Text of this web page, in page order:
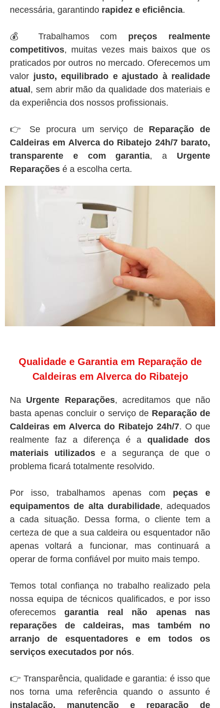
necessária, garantindo rapidez e eficiência.
💰 Trabalhamos com preços realmente
competitivos, muitas vezes mais baixos que os
praticados por outros no mercado. Oferecemos um
valor justo, equilibrado e ajustado à realidade
atual , sem abrir mão da qualidade dos materiais e
da experiência dos nossos profissionais.
👉 Se procura um serviço de Reparação de
Caldeiras em Alverca do Ribatejo 24h/7 barato,
transparente e com garantia, a Urgente
Reparações é a escolha certa.
Qualidade e Garantia em Reparação de
Caldeiras em Alverca do Ribatejo
Na Urgente Reparações, acreditamos que não
basta apenas concluir o serviço de Reparação de
Caldeiras em Alverca do Ribatejo 24h/7. O que
realmente faz a diferença é a qualidade dos
materiais utilizadose a segurança de que o
problema ficará totalmente resolvido.
Por isso, trabalhamos apenas com peças e
equipamentos de alta durabilidade, adequados
a cada situação. Dessa forma, o cliente tem a
certeza de que a sua caldeira ou esquentador não
apenas voltará a funcionar, mas continuará a
operar de forma confiável por muito mais tempo.
Temos total confiança no trabalho realizado pela
nossa equipa de técnicos qualificados, e por isso
oferecemosgarantia real não apenas nas
reparações de caldeiras, mas também no
arranjo de esquentadores e em todos os
serviços executados por nós.
👉 Transparência, qualidade e garantia: é isso que
nos torna uma referência quando o assunto é
instalação, manutenção e reparação de